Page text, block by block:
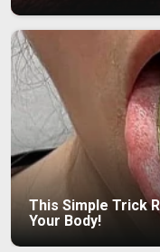
This Simple Trick
Your Body!